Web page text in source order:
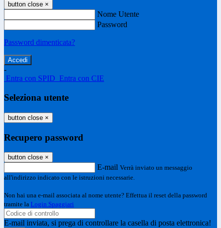
button close ×
Nome Utente
Password
Password dimenticata?
-
Entra con SPID Entra con CIE
Seleziona utente
button close ×
Recupero password
button close ×
E-mail Verrà inviato un messaggio
all'indirizzo indicato con le istruzioni necessarie.
Non hai una e-mail associata al nome utente? Effettua il reset della password
tramite la Login Spaggiari
E-mail inviata, si prega di controllare la casella di posta elettronica!